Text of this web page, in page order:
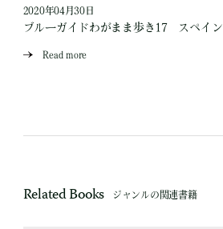
2020年04月30日
ブルーガイドわがまま歩き17 スペイン
Read more
Related Books ジャンルの関連書籍